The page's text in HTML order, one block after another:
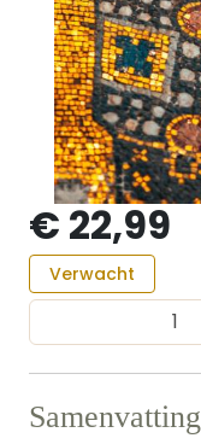
€ 22,99
Verwacht
Samenvatting